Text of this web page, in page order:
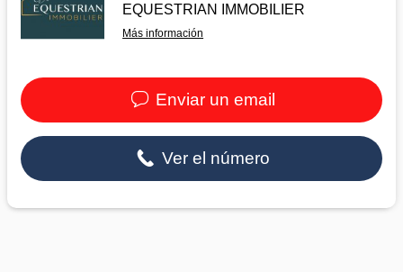
EQUESTRIAN IMMOBILIER
Más información
Enviar un email
Ver el número